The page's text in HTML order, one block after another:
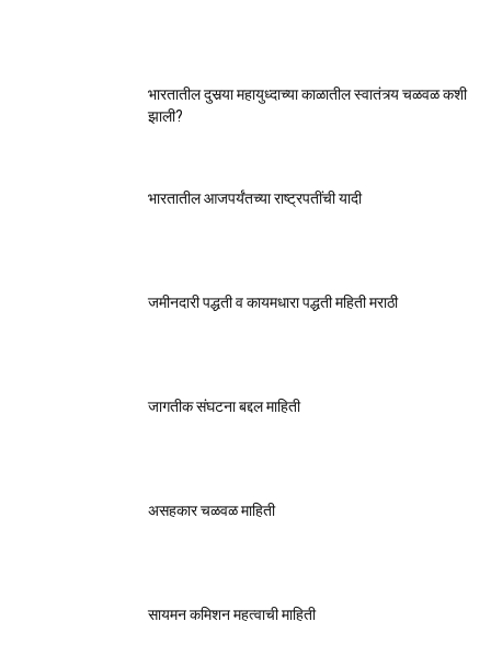
भारतातील दुसर्‍या महायुध्दाच्या काळातील स्वातंत्र्य चळवळ कशी
झाली?
भारतातील आजपर्यंतच्या राष्ट्रपतींची यादी
जमीनदारी पद्धती व कायमधारा पद्धती महिती मराठी
जागतीक संघटना बद्दल माहिती
असहकार चळवळ माहिती
सायमन कमिशन महत्वाची माहिती